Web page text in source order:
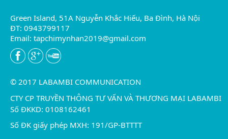
Green Island, 51A Nguyễn Khắc Hiếu, Ba Đình, Hà Nội
ĐT: 0943799117
Email: tapchimynhan2019@gmail.com
© 2017 LABAMBI COMMUNICATION
CTY CP TRUYỀN THÔNG TƯ VẤN VÀ THƯƠNG MẠI LABAMBI
Số ĐKKD: 0108162461
Số ĐK giấy phép MXH: 191/GP-BTTTT